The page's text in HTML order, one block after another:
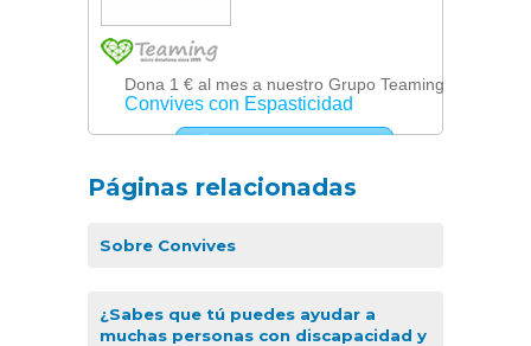
Páginas relacionadas
Sobre Convives
¿Sabes que tú puedes ayudar a
muchas personas con discapacidad y